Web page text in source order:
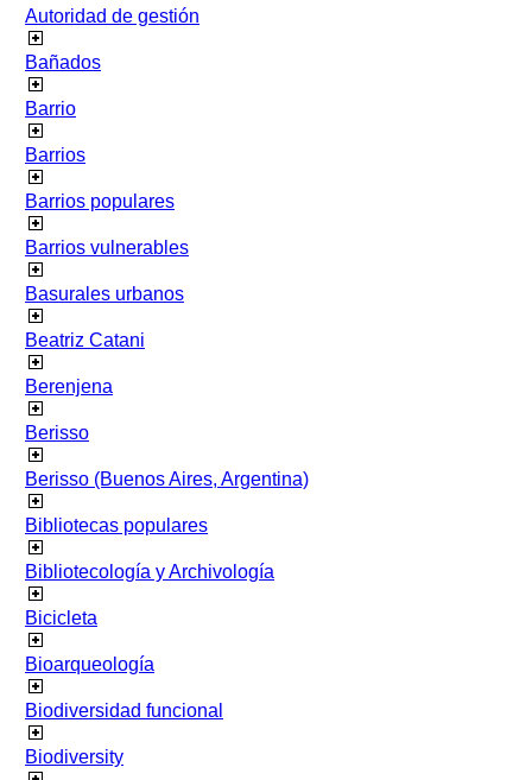
Autoridad de gestión
Bañados
Barrio
Barrios
Barrios populares
Barrios vulnerables
Basurales urbanos
Beatriz Catani
Berenjena
Berisso
Berisso (Buenos Aires, Argentina)
Bibliotecas populares
Bibliotecología y Archivología
Bicicleta
Bioarqueología
Biodiversidad funcional
Biodiversity